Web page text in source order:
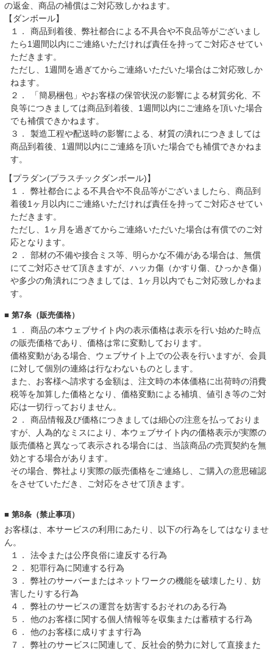
の返金、商品の補償はご対応致しかねます。
【ダンボール】
１．
商品到着後、弊社都合による不具合や不良品等がございまし
たら1週間以内にご連絡いただければ責任を持ってご対応させてい
ただきます。
ただし、1週間を過ぎてからご連絡いただいた場合はご対応致しか
ねます。
２．
「簡易梱包」やお客様の保管状況の影響による材質劣化、不
良等につきましては商品到着後、1週間以内にご連絡を頂いた場合
でも補償できかねます。
３．
製造工程や配送時の影響による、材質の潰れにつきましては
商品到着後、1週間以内にご連絡を頂いた場合でも補償できかねま
す。
【プラダン(プラスチックダンボール)】
１．
弊社都合による不具合や不良品等がございましたら、商品到
着後1ヶ月以内にご連絡いただければ責任を持ってご対応させてい
ただきます。
ただし、1ヶ月を過ぎてからご連絡いただいた場合は有償でのご対
応となります。
２．
部材の不備や接合ミス等、明らかな不備がある場合は、無償
にてご対応させて頂きますが、ハッカ傷（かすり傷、ひっかき傷）
や多少の角潰れにつきましては、1ヶ月以内でもご対応致しかねま
す。
■ 第7条（販売価格）
１．
商品の本ウェブサイト内の表示価格は表示を行い始めた時点
の販売価格であり、価格は常に変動しております。
価格変動がある場合、ウェブサイト上での公表を行いますが、会員
に対して個別の連絡は行なわないものとします。
また、お客様へ請求する金額は、注文時の本体価格に出荷時の消費
税等を加算した価格となり、価格変動による補填、値引き等のご対
応は一切行っておりません。
２．
商品情報及び価格につきましては細心の注意を払っておりま
すが、人為的なミスにより、本ウェブサイト内の価格表示が実際の
販売価格と異なって表示される場合には、当該商品の売買契約を無
効とする場合があります。
その場合、弊社より実際の販売価格をご連絡し、ご購入の意思確認
をさせていただき、ご対応をさせて頂きます。
■ 第8条（禁止事項）
お客様は、本サービスの利用にあたり、以下の行為をしてはなりませ
ん。
１．
法令または公序良俗に違反する行為
２．
犯罪行為に関連する行為
３．
弊社のサーバーまたはネットワークの機能を破壊したり、妨
害したりする行為
４．
弊社のサービスの運営を妨害するおそれのある行為
５．
他のお客様に関する個人情報等を収集または蓄積する行為
６．
他のお客様に成りすます行為
７．
弊社のサービスに関連して、反社会的勢力に対して直接また